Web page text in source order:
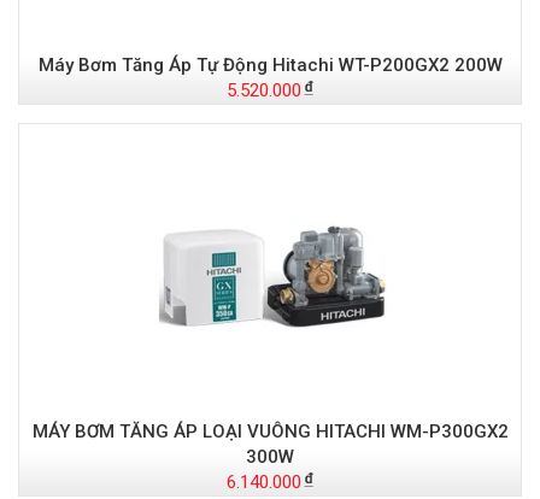
Máy Bơm Tăng Áp Tự Động Hitachi WT-P200GX2 200W
5.520.000
MÁY BƠM TĂNG ÁP LOẠI VUÔNG HITACHI WM-P300GX2
300W
6.140.000